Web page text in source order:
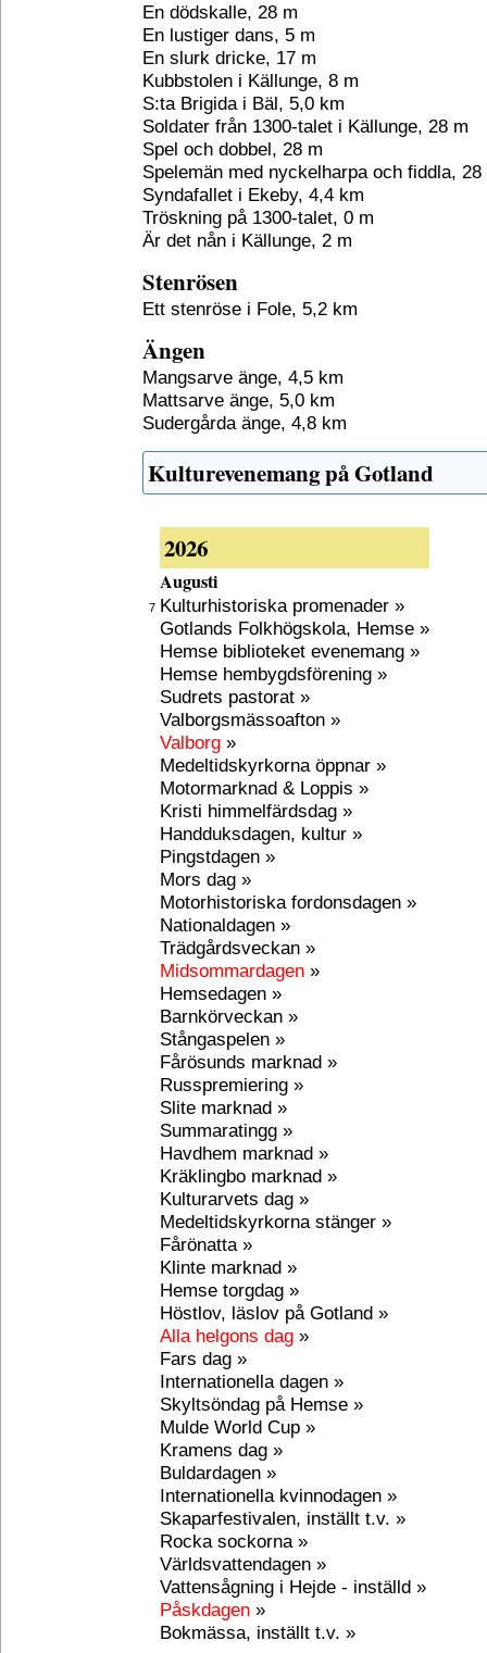
En dödskalle, 28 m
En lustiger dans, 5 m
En slurk dricke, 17 m
Kubbstolen i Källunge, 8 m
S:ta Brigida i Bäl, 5,0 km
Soldater från 1300-talet i Källunge, 28 m
Spel och dobbel, 28 m
Spelemän med nyckelharpa och fiddla, 28
Syndafallet i Ekeby, 4,4 km
Tröskning på 1300-talet, 0 m
Är det nån i Källunge, 2 m
Stenrösen
Ett stenröse i Fole, 5,2 km
Ängen
Mangsarve änge, 4,5 km
Mattsarve änge, 5,0 km
Sudergårda änge, 4,8 km
Kulturevenemang på Gotland
2026
Augusti
7 Kulturhistoriska promenader »
Gotlands Folkhögskola, Hemse »
Hemse biblioteket evenemang »
Hemse hembygdsförening »
Sudrets pastorat »
Valborgsmässoafton »
Valborg »
Medeltidskyrkorna öppnar »
Motormarknad & Loppis »
Kristi himmelfärdsdag »
Handduksdagen, kultur »
Pingstdagen »
Mors dag »
Motorhistoriska fordonsdagen »
Nationaldagen »
Trädgårdsveckan »
Midsommardagen »
Hemsedagen »
Barnkörveckan »
Stångaspelen »
Fårösunds marknad »
Russpremiering »
Slite marknad »
Summaratingg »
Havdhem marknad »
Kräklingbo marknad »
Kulturarvets dag »
Medeltidskyrkorna stänger »
Fårönatta »
Klinte marknad »
Hemse torgdag »
Höstlov, läslov på Gotland »
Alla helgons dag »
Fars dag »
Internationella dagen »
Skyltsöndag på Hemse »
Mulde World Cup »
Kramens dag »
Buldardagen »
Internationella kvinnodagen »
Skaparfestivalen, inställt t.v. »
Rocka sockorna »
Världsvattendagen »
Vattensågning i Hejde - inställd »
Påskdagen »
Bokmässa, inställt t.v. »